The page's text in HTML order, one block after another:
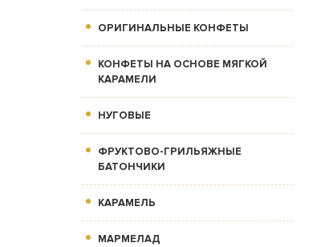
ОРИГИНАЛЬНЫЕ КОНФЕТЫ
КОНФЕТЫ НА ОСНОВЕ МЯГКОЙ
КАРАМЕЛИ
НУГОВЫЕ
ФРУКТОВО-ГРИЛЬЯЖНЫЕ
БАТОНЧИКИ
КАРАМЕЛЬ
МАРМЕЛАД